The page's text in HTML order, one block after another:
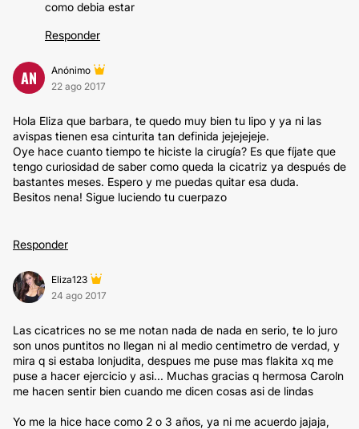
como debia estar
Responder
AN
Anónimo
22 ago 2017
Hola Eliza que barbara, te quedo muy bien tu lipo y ya ni las
avispas tienen esa cinturita tan definida jejejejeje.
Oye hace cuanto tiempo te hiciste la cirugía? Es que fíjate que
tengo curiosidad de saber como queda la cicatriz ya después de
bastantes meses. Espero y me puedas quitar esa duda.
Besitos nena! Sigue luciendo tu cuerpazo
Responder
Eliza123
24 ago 2017
Las cicatrices no se me notan nada de nada en serio, te lo juro
son unos puntitos no llegan ni al medio centimetro de verdad, y
mira q si estaba lonjudita, despues me puse mas flakita xq me
puse a hacer ejercicio y asi... Muchas gracias q hermosa Caroln
me hacen sentir bien cuando me dicen cosas asi de lindas
Yo me la hice hace como 2 o 3 años, ya ni me acuerdo jajaja,